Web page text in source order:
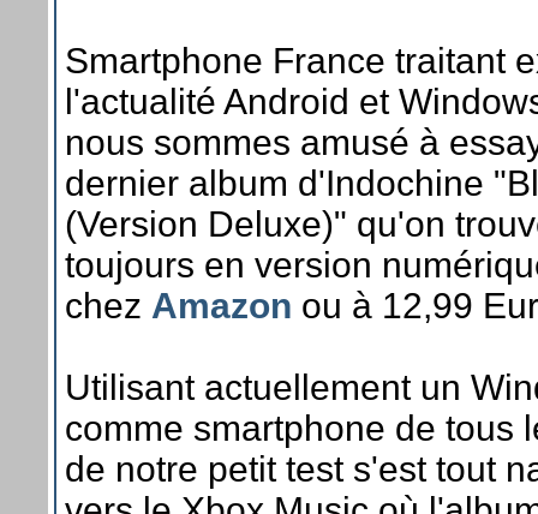
Smartphone France traitant
l'actualité Android et
nous sommes amusé à
dernier album d'Indochine
(Version Deluxe)" qu'on
toujours en version
chez Amazon ou à 12,99
Utilisant actuellement un
comme smartphone de tous
de notre petit test s'est tout